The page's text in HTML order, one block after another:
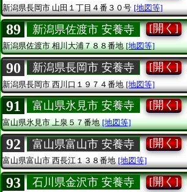
新潟県長岡市 山田１丁目４番３０号 [地図等]
89 新潟県佐渡市 安養寺 [開く]
新潟県佐渡市相川大浦７８８番地 [地図等]
90 新潟県長岡市 安養寺 [開く]
新潟県長岡市 西川口１９７４番地 [地図等]
91 富山県氷見市 安養寺 [開く]
富山県氷見市上泉５７番地 [地図等]
92 富山県富山市 安養寺 [開く]
富山県富山市西長江１３８番地 [地図等]
93 石川県金沢市 安養寺 [開く]